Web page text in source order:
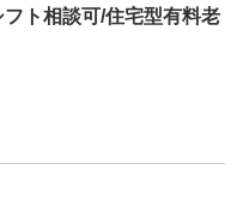
フト相談可/住宅型有料老